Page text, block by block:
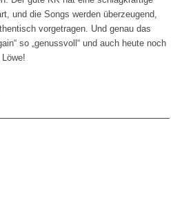
und die Songs werden überzeugend,
vorgetragen. Und genau das
so „genussvoll“ und auch heute noch